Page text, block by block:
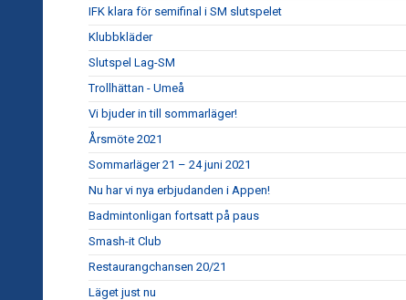
IFK klara för semifinal i SM slutspelet
Klubbkläder
Slutspel Lag-SM
Trollhättan - Umeå
Vi bjuder in till sommarläger!
Årsmöte 2021
Sommarläger 21 – 24 juni 2021
Nu har vi nya erbjudanden i Appen!
Badmintonligan fortsatt på paus
Smash-it Club
Restaurangchansen 20/21
Läget just nu